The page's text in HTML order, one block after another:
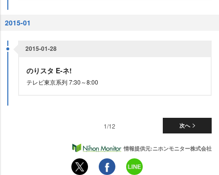
2015-01
2015-01-28
のりスタ E‐ネ!
テレビ東京系列 7:30～8:00
次へ
1/12
情報提供元:ニホンモニター株式会社